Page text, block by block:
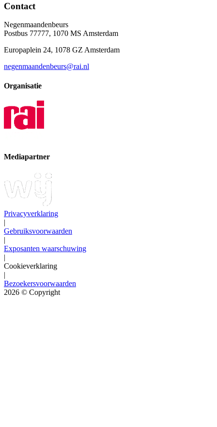
Contact
Negenmaandenbeurs
Postbus 77777, 1070 MS Amsterdam
Europaplein 24, 1078 GZ Amsterdam
negenmaandenbeurs@rai.nl
Organisatie
Mediapartner
Privacyverklaring
|
Gebruiksvoorwaarden
|
Exposanten waarschuwing
|
Cookieverklaring
|
Bezoekersvoorwaarden
2026 © Copyright